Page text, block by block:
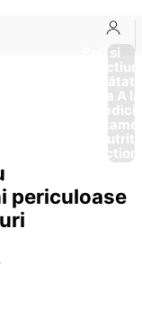
Boli si
Afectiuni
Sănătate
de la A
periculoase